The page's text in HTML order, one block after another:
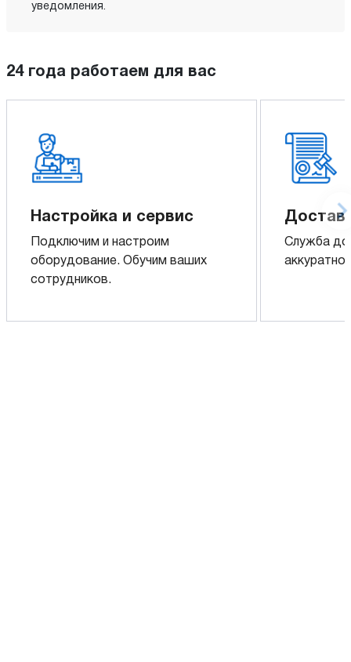
уведомления.
24 года работаем для вас
Настройка и сервис
Подключим и настроим
оборудование. Обучим ваших
сотрудников.
Служба
аккуратно